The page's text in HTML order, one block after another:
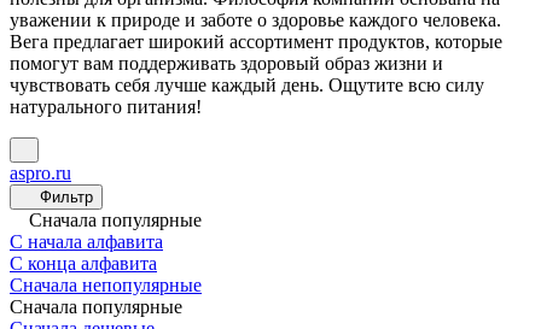
уважении к природе и заботе о здоровье каждого человека.
Вега предлагает широкий ассортимент продуктов, которые
помогут вам поддерживать здоровый образ жизни и
чувствовать себя лучше каждый день. Ощутите всю силу
натурального питания!
aspro.ru
Фильтр
Сначала популярные
С начала алфавита
С конца алфавита
Сначала непопулярные
Сначала популярные